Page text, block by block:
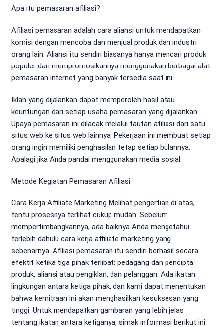
Apa itu pemasaran afiliasi?
Afiliasi pemasaran adalah cara aliansi untuk mendapatkan
komisi dengan mencoba dan menjual produk dan industri
orang lain. Aliansi itu sendiri biasanya hanya mencari produk
populer dan mempromosikannya menggunakan berbagai alat
pemasaran internet yang banyak tersedia saat ini.
Iklan yang dijalankan dapat memperoleh hasil atau
keuntungan dari setiap usaha pemasaran yang dijalankan.
Upaya pemasaran ini dilacak melalui tautan afiliasi dari satu
situs web ke situs web lainnya. Pekerjaan ini membuat setiap
orang ingin memiliki penghasilan tetap setiap bulannya.
Apalagi jika Anda pandai menggunakan media sosial.
Metode Kegiatan Pemasaran Afiliasi
Cara Kerja Affiliate Marketing Melihat pengertian di atas,
tentu prosesnya terlihat cukup mudah. Sebelum
mempertimbangkannya, ada baiknya Anda mengetahui
terlebih dahulu cara kerja affiliate marketing yang
sebenarnya. Afiliasi pemasaran itu sendiri berhasil secara
efektif ketika tiga pihak terlibat: pedagang dan pencipta
produk, aliansi atau pengiklan, dan pelanggan. Ada ikatan
lingkungan antara ketiga pihak, dan kami dapat menentukan
bahwa kemitraan ini akan menghasilkan kesuksesan yang
tinggi. Untuk mendapatkan gambaran yang lebih jelas
tentang ikatan antara ketiganya, simak informasi berikut ini.